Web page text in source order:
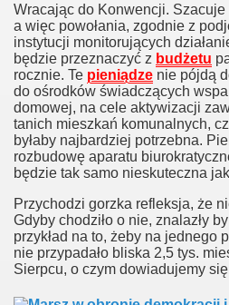
Wracając do Konwencji.
a więc powołania, zgodnie z
instytucji monitorujących
będzie przeznaczyć z budżetu
rocznie. Te pieniądze nie pójdą
do ośrodków świadczących
domowej, na cele aktywizacji
tanich mieszkań komunalnych,
byłaby najbardziej potrzebna.
rozbudowę aparatu
będzie tak samo nieskuteczna
Przychodzi gorzka refleksja, że
Gdyby chodziło o nie, znalazły
przykład na to, żeby na jednego
nie przypadało bliska 2,5 tys.
Sierpcu, o czym dowiadujemy